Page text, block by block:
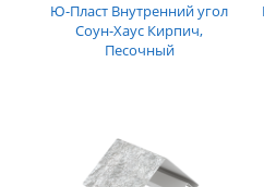
Ю-Пласт Внутренний угол
Соун-Хаус Кирпич,
Песочный